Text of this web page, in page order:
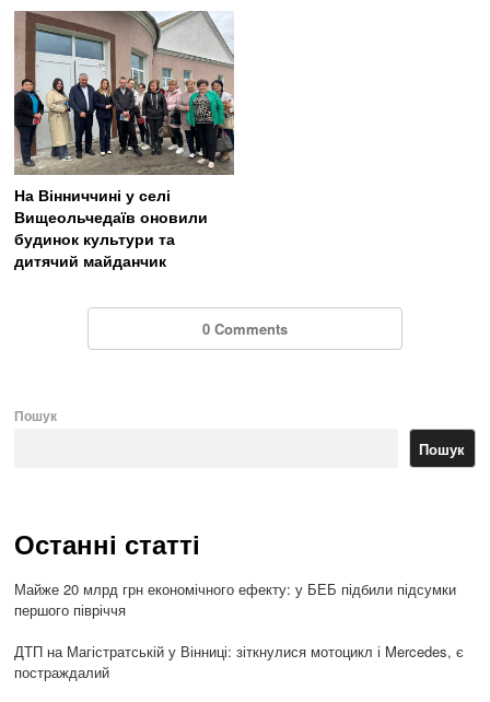
На Вінниччині у селі
Вищеольчедаїв оновили
будинок культури та
дитячий майданчик
0 Comments
Пошук
Пошук
Останні статті
Майже 20 млрд грн економічного ефекту: у БЕБ підбили підсумки
першого півріччя
ДТП на Магістратській у Вінниці: зіткнулися мотоцикл і Mercedes, є
постраждалий